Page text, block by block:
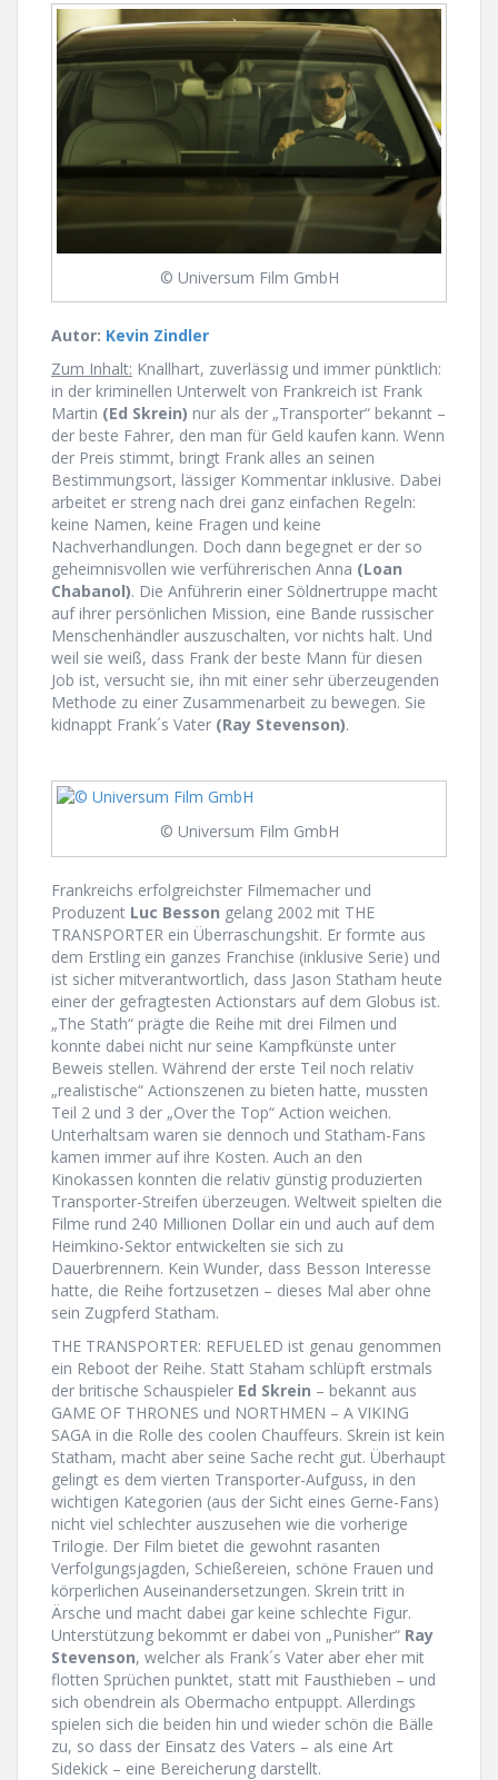
© Universum Film GmbH
Autor: Kevin Zindler
Zum Inhalt: Knallhart, zuverlässig und immer pünktlich:
in der kriminellen Unterwelt von Frankreich ist Frank
Martin (Ed Skrein) nur als der „Transporter“ bekannt –
der beste Fahrer, den man für Geld kaufen kann. Wenn
der Preis stimmt, bringt Frank alles an seinen
Bestimmungsort, lässiger Kommentar inklusive. Dabei
arbeitet er streng nach drei ganz einfachen Regeln:
keine Namen, keine Fragen und keine
Nachverhandlungen. Doch dann begegnet er der so
geheimnisvollen wie verführerischen Anna (Loan
Chabanol). Die Anführerin einer Söldnertruppe macht
auf ihrer persönlichen Mission, eine Bande russischer
Menschenhändler auszuschalten, vor nichts halt. Und
weil sie weiß, dass Frank der beste Mann für diesen
Job ist, versucht sie, ihn mit einer sehr überzeugenden
Methode zu einer Zusammenarbeit zu bewegen. Sie
kidnappt Frank´s Vater (Ray Stevenson).
© Universum Film GmbH
Frankreichs erfolgreichster Filmemacher und
Produzent Luc Besson gelang 2002 mit THE
TRANSPORTER ein Überraschungshit. Er formte aus
dem Erstling ein ganzes Franchise (inklusive Serie) und
ist sicher mitverantwortlich, dass Jason Statham heute
einer der gefragtesten Actionstars auf dem Globus ist.
„The Stath“ prägte die Reihe mit drei Filmen und
konnte dabei nicht nur seine Kampfkünste unter
Beweis stellen. Während der erste Teil noch relativ
„realistische“ Actionszenen zu bieten hatte, mussten
Teil 2 und 3 der „Over the Top“ Action weichen.
Unterhaltsam waren sie dennoch und Statham-Fans
kamen immer auf ihre Kosten. Auch an den
Kinokassen konnten die relativ günstig produzierten
Transporter-Streifen überzeugen. Weltweit spielten die
Filme rund 240 Millionen Dollar ein und auch auf dem
Heimkino-Sektor entwickelten sie sich zu
Dauerbrennern. Kein Wunder, dass Besson Interesse
hatte, die Reihe fortzusetzen – dieses Mal aber ohne
sein Zugpferd Statham.
THE TRANSPORTER: REFUELED ist genau genommen
ein Reboot der Reihe. Statt Staham schlüpft erstmals
der britische Schauspieler Ed Skrein – bekannt aus
GAME OF THRONES und NORTHMEN – A VIKING
SAGA in die Rolle des coolen Chauffeurs. Skrein ist kein
Statham, macht aber seine Sache recht gut. Überhaupt
gelingt es dem vierten Transporter-Aufguss, in den
wichtigen Kategorien (aus der Sicht eines Gerne-Fans)
nicht viel schlechter auszusehen wie die vorherige
Trilogie. Der Film bietet die gewohnt rasanten
Verfolgungsjagden, Schießereien, schöne Frauen und
körperlichen Auseinandersetzungen. Skrein tritt in
Ärsche und macht dabei gar keine schlechte Figur.
Unterstützung bekommt er dabei von „Punisher“ Ray
Stevenson, welcher als Frank´s Vater aber eher mit
flotten Sprüchen punktet, statt mit Fausthieben – und
sich obendrein als Obermacho entpuppt. Allerdings
spielen sich die beiden hin und wieder schön die Bälle
zu, so dass der Einsatz des Vaters – als eine Art
Sidekick – eine Bereicherung darstellt.